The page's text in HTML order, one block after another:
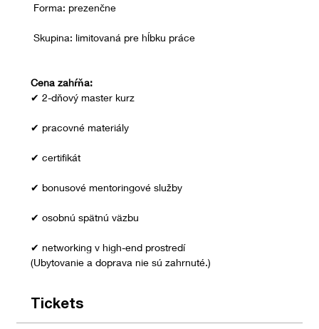
Forma: prezenčne
Skupina: limitovaná pre hĺbku práce
Cena zahŕňa:
✔ 2-dňový master kurz
✔ pracovné materiály
✔ certifikát
✔ bonusové mentoringové služby
✔ osobnú spätnú väzbu
✔ networking v high-end prostredí
(Ubytovanie a doprava nie sú zahrnuté.)
Tickets